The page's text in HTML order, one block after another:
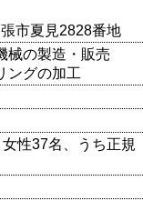
市夏見2828番地
械の製造・販売
ングの加工
性37名、うち正規